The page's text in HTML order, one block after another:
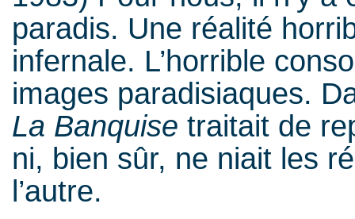
paradis. Une réalité
infernale. L’horrible
images paradisiaques.
La Banquise traitait de
ni, bien sûr, ne niait les
l’autre.